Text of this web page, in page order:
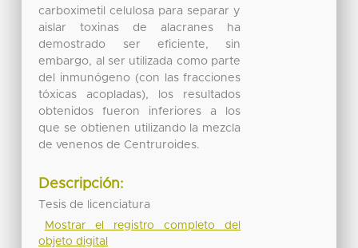
carboximetil celulosa para separar y
aislar toxinas de alacranes ha
demostrado ser eficiente, sin
embargo, al ser utilizada como parte
del inmunógeno (con las fracciones
tóxicas acopladas), los resultados
obtenidos fueron inferiores a los
que se obtienen utilizando la mezcla
de venenos de Centruroides.
Descripción:
Tesis de licenciatura
Mostrar el registro completo del
objeto digital